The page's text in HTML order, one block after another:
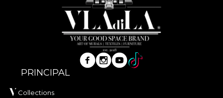
PRINCIPAL
Collections